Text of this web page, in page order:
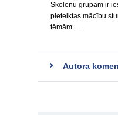
Skolēnu grupām ir
pieteiktas mācību
tēmām.…
Autora